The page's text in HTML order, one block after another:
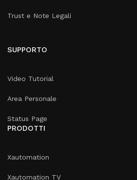
Trust e Note Legali
SUPPORTO
Video Tutorial
Area Personale
Status Page
PRODOTTI
Xautomation
Xautomation TV